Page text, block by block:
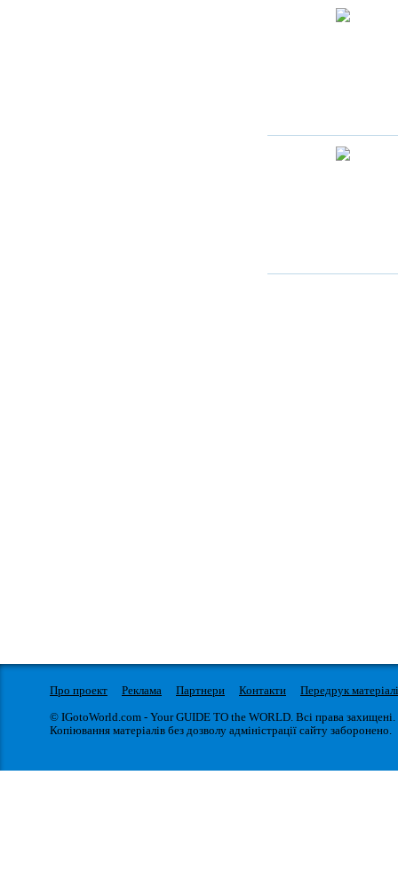
Про проект Реклама Партнери Контакти
Передрук
© IGotoWorld.com - Your GUIDE TO the WORLD. Всі права захищені.
Копіювання матеріалів без дозволу адміністрації сайту заборонено.